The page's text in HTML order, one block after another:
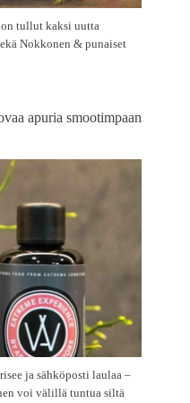
tullut kaksi uutta
Nokkonen & punaiset
apuria smootimpaan
ja sähköposti laulaa –
voi välillä tuntua siltä